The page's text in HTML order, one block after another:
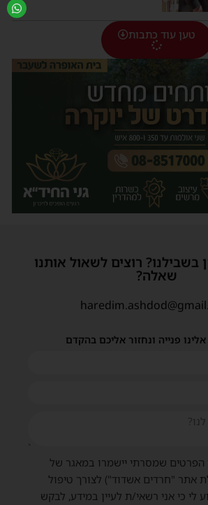
טען עוד כתבות
בשבילנו? רוצים לשאול אותנו
שאלה?
פנייה ונחזור אליכם בהקדם
הפרטים שמסרתי יישמרו במאגר של
אתר "חרדים אשדוד") לצורך טיפול
לי כי אני רשאי/ת לעיין במידע, לבקש